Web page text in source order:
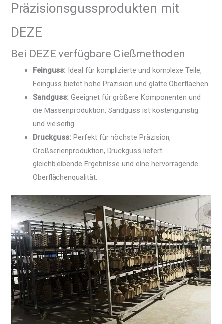
Präzisionsgussprodukten mit
DEZE
Bei DEZE verfügbare Gießmethoden
Feinguss: Ideal für komplizierte und komplexe Teile,
Feinguss bietet hohe Präzision und glatte Oberflächen.
Sandguss: Geeignet für größere Komponenten und
die Massenproduktion, Sandguss ist kostengünstig
und vielseitig.
Druckguss: Perfekt für höchste Präzision,
Großserienproduktion, Druckguss liefert
gleichbleibende Ergebnisse und eine hervorragende
Oberflächenqualität.